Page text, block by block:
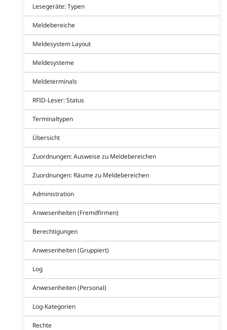
Lesegeräte: Typen
Meldebereiche
Meldesystem Layout
Meldesysteme
Meldeterminals
RFID-Leser: Status
Terminaltypen
Übersicht
Zuordnungen: Ausweise zu Meldebereichen
Zuordnungen: Räume zu Meldebereichen
Administration
Anwesenheiten (Fremdfirmen)
Berechtigungen
Anwesenheiten (Gruppiert)
Log
Anwesenheiten (Personal)
Log-Kategorien
Rechte